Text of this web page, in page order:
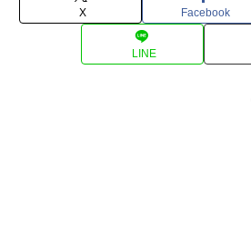
X Facebook
LINE